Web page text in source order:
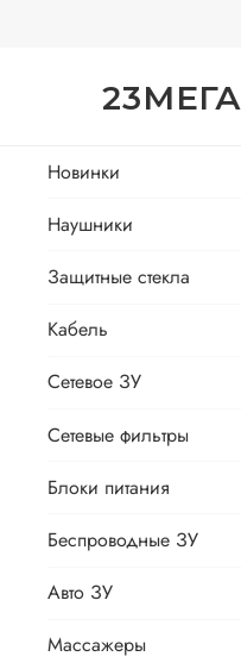
23МЕГА
Новинки
Наушники
Защитные стекла
Кабель
Сетевое ЗУ
Сетевые фильтры
Блоки питания
Беспроводные ЗУ
Авто ЗУ
Массажеры